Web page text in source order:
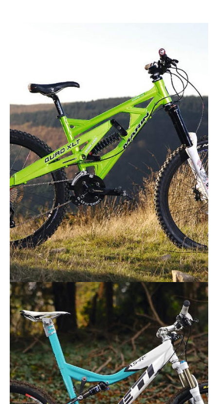
Tests de produits
Tous nos articles
À propos